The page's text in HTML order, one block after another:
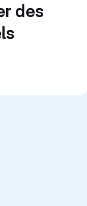
des